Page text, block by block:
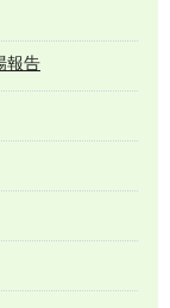
報告